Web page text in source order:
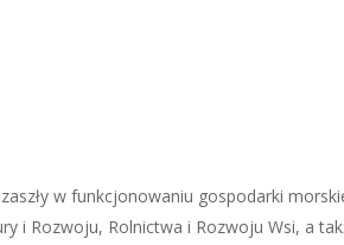
w funkcjonowaniu gospodarki
Rozwoju, Rolnictwa i Rozwoju Wsi, a